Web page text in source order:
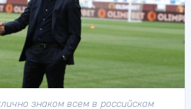
знаком всем в российском